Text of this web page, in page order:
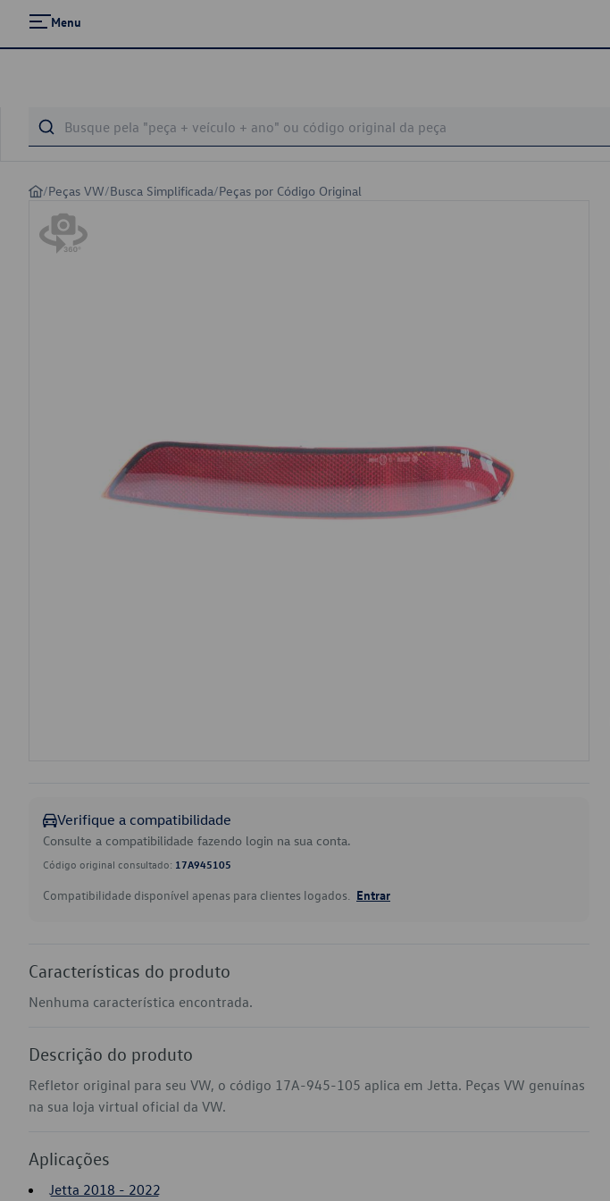
Menu
/Peças VW/Busca Simplificada/Peças por Código Original
Verifique a compatibilidade
Consulte a compatibilidade fazendo login na sua conta.
Código original consultado: 17A945105
Compatibilidade disponível apenas para clientes logados. Entrar
Características do produto
Nenhuma característica encontrada.
Descrição do produto
Refletor original para seu VW, o código 17A-945-105 aplica em Jetta. Peças VW genuínas
na sua loja virtual oficial da VW.
Aplicações
Jetta 2018 - 2022